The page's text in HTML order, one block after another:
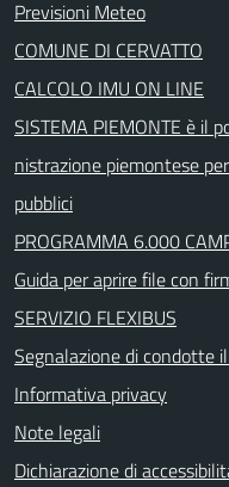
Previsioni Meteo
COMUNE DI CERVATTO
CALCOLO IMU ON LINE
SISTEMA PIEMONTE è il
nistrazione piemontese
pubblici
PROGRAMMA 6.000
Guida per aprire file con
SERVIZIO FLEXIBUS
Segnalazione di condotte
Informativa privacy
Note legali
Dichiarazione di